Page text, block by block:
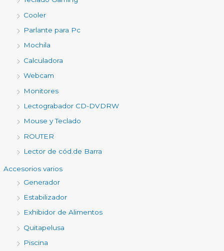
Cooler
Parlante para Pc
Mochila
Calculadora
Webcam
Monitores
Lectograbador CD-DVDRW
Mouse y Teclado
ROUTER
Lector de cód.de Barra
Accesorios varios
Generador
Estabilizador
Exhibidor de Alimentos
Quitapelusa
Piscina